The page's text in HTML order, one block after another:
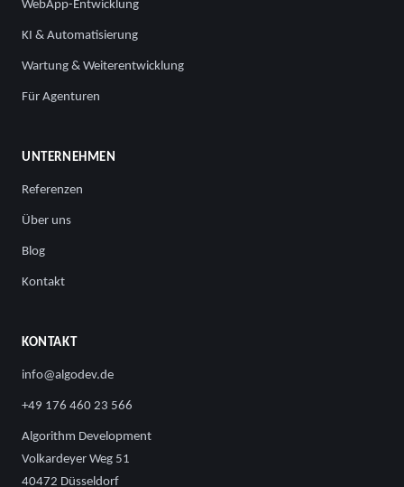
WebApp-Entwicklung
KI & Automatisierung
Wartung & Weiterentwicklung
Für Agenturen
UNTERNEHMEN
Referenzen
Über uns
Blog
Kontakt
KONTAKT
info@algodev.de
+49 176 460 23 566
Algorithm Development
Volkardeyer Weg 51
40472 Düsseldorf